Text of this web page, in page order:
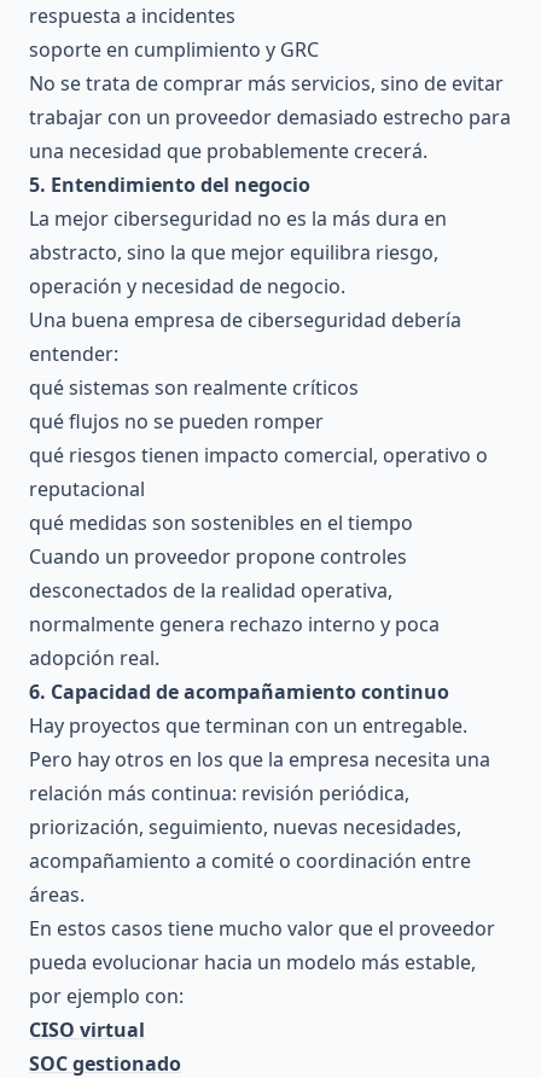
respuesta a incidentes
soporte en cumplimiento y GRC
No se trata de comprar más servicios, sino de evitar
trabajar con un proveedor demasiado estrecho para
una necesidad que probablemente crecerá.
5. Entendimiento del negocio
La mejor ciberseguridad no es la más dura en
abstracto, sino la que mejor equilibra riesgo,
operación y necesidad de negocio.
Una buena empresa de ciberseguridad debería
entender:
qué sistemas son realmente críticos
qué flujos no se pueden romper
qué riesgos tienen impacto comercial, operativo o
reputacional
qué medidas son sostenibles en el tiempo
Cuando un proveedor propone controles
desconectados de la realidad operativa,
normalmente genera rechazo interno y poca
adopción real.
6. Capacidad de acompañamiento continuo
Hay proyectos que terminan con un entregable.
Pero hay otros en los que la empresa necesita una
relación más continua: revisión periódica,
priorización, seguimiento, nuevas necesidades,
acompañamiento a comité o coordinación entre
áreas.
En estos casos tiene mucho valor que el proveedor
pueda evolucionar hacia un modelo más estable,
por ejemplo con:
CISO virtual
SOC gestionado